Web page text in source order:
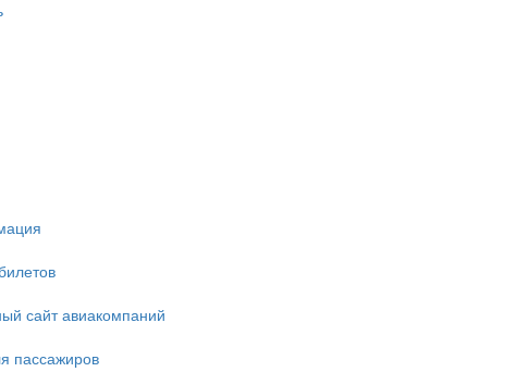
сайт авиакомпаний
пассажиров